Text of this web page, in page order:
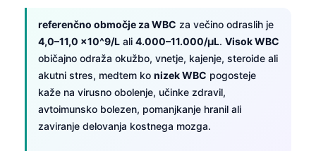
referenčno območje za WBC za večino odraslih je
4,0–11,0 ×10^9/L ali 4.000–11.000/µL. Visok WBC
običajno odraža okužbo, vnetje, kajenje, steroide ali
akutni stres, medtem ko nizek WBC pogosteje
kaže na virusno obolenje, učinke zdravil,
avtoimunsko bolezen, pomanjkanje hranil ali
zaviranje delovanja kostnega mozga.